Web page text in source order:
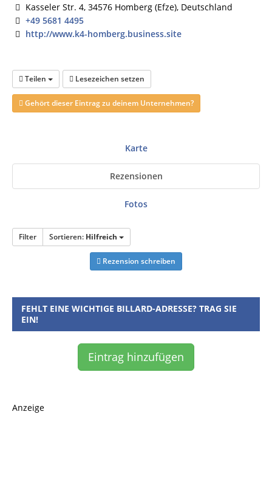
Kasseler Str. 4, 34576 Homberg (Efze), Deutschland
+49 5681 4495
http://www.k4-homberg.business.site
Teilen Lesezeichen setzen
Gehört dieser Eintrag zu deinem Unternehmen?
Karte
Rezensionen
Fotos
Filter Sortieren: Hilfreich
Rezension schreiben
FEHLT EINE WICHTIGE BILLARD-ADRESSE? TRAG SIE
EIN!
Eintrag hinzufügen
Anzeige